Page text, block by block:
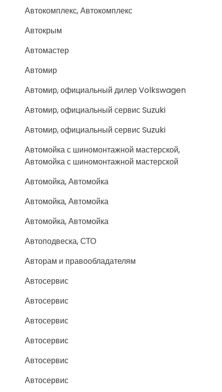
Автокомплекс, Автокомплекс
Автокрым
Автомастер
Автомир
Автомир, официальный дилер Volkswagen
Автомир, официальный сервис Suzuki
Автомир, официальный сервис Suzuki
Автомойка с шиномонтажной мастерской,
Автомойка с шиномонтажной мастерской
Автомойка, Автомойка
Автомойка, Автомойка
Автомойка, Автомойка
Автоподвеска, СТО
Авторам и правообладателям
Автосервис
Автосервис
Автосервис
Автосервис
Автосервис
Автосервис